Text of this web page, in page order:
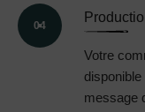
04
Votre
message